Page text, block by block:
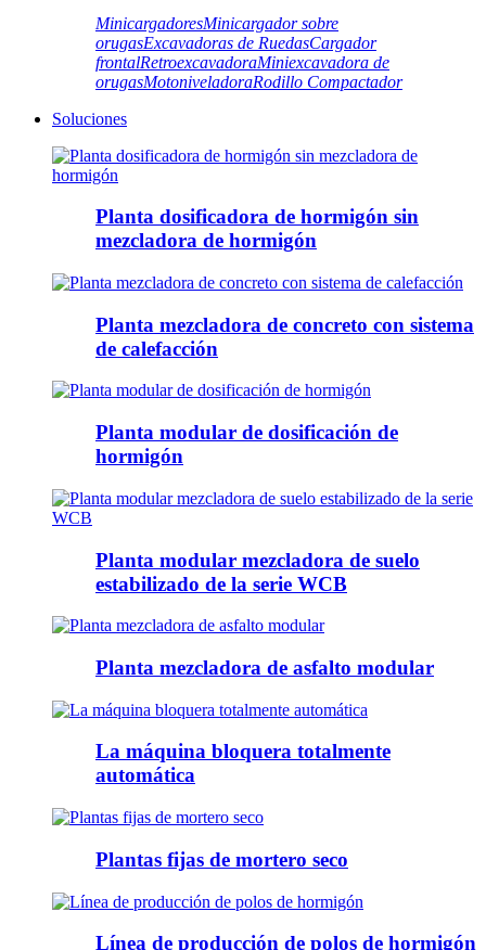
MinicargadoresMinicargador sobre
orugasExcavadoras de RuedasCargador
frontalRetroexcavadoraMiniexcavadora de
orugasMotoniveladoraRodillo Compactador
Soluciones
Planta dosificadora de hormigón sin
mezcladora de hormigón
Planta mezcladora de concreto con sistema
de calefacción
Planta modular de dosificación de
hormigón
Planta modular mezcladora de suelo
estabilizado de la serie WCB
Planta mezcladora de asfalto modular
La máquina bloquera totalmente
automática
Plantas fijas de mortero seco
Línea de producción de polos de hormigón